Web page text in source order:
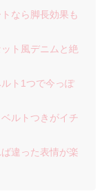
なら脚長効果も
ト風デニムと絶
ト1つで今っぽ
ルトつきがイチ
違った表情が楽